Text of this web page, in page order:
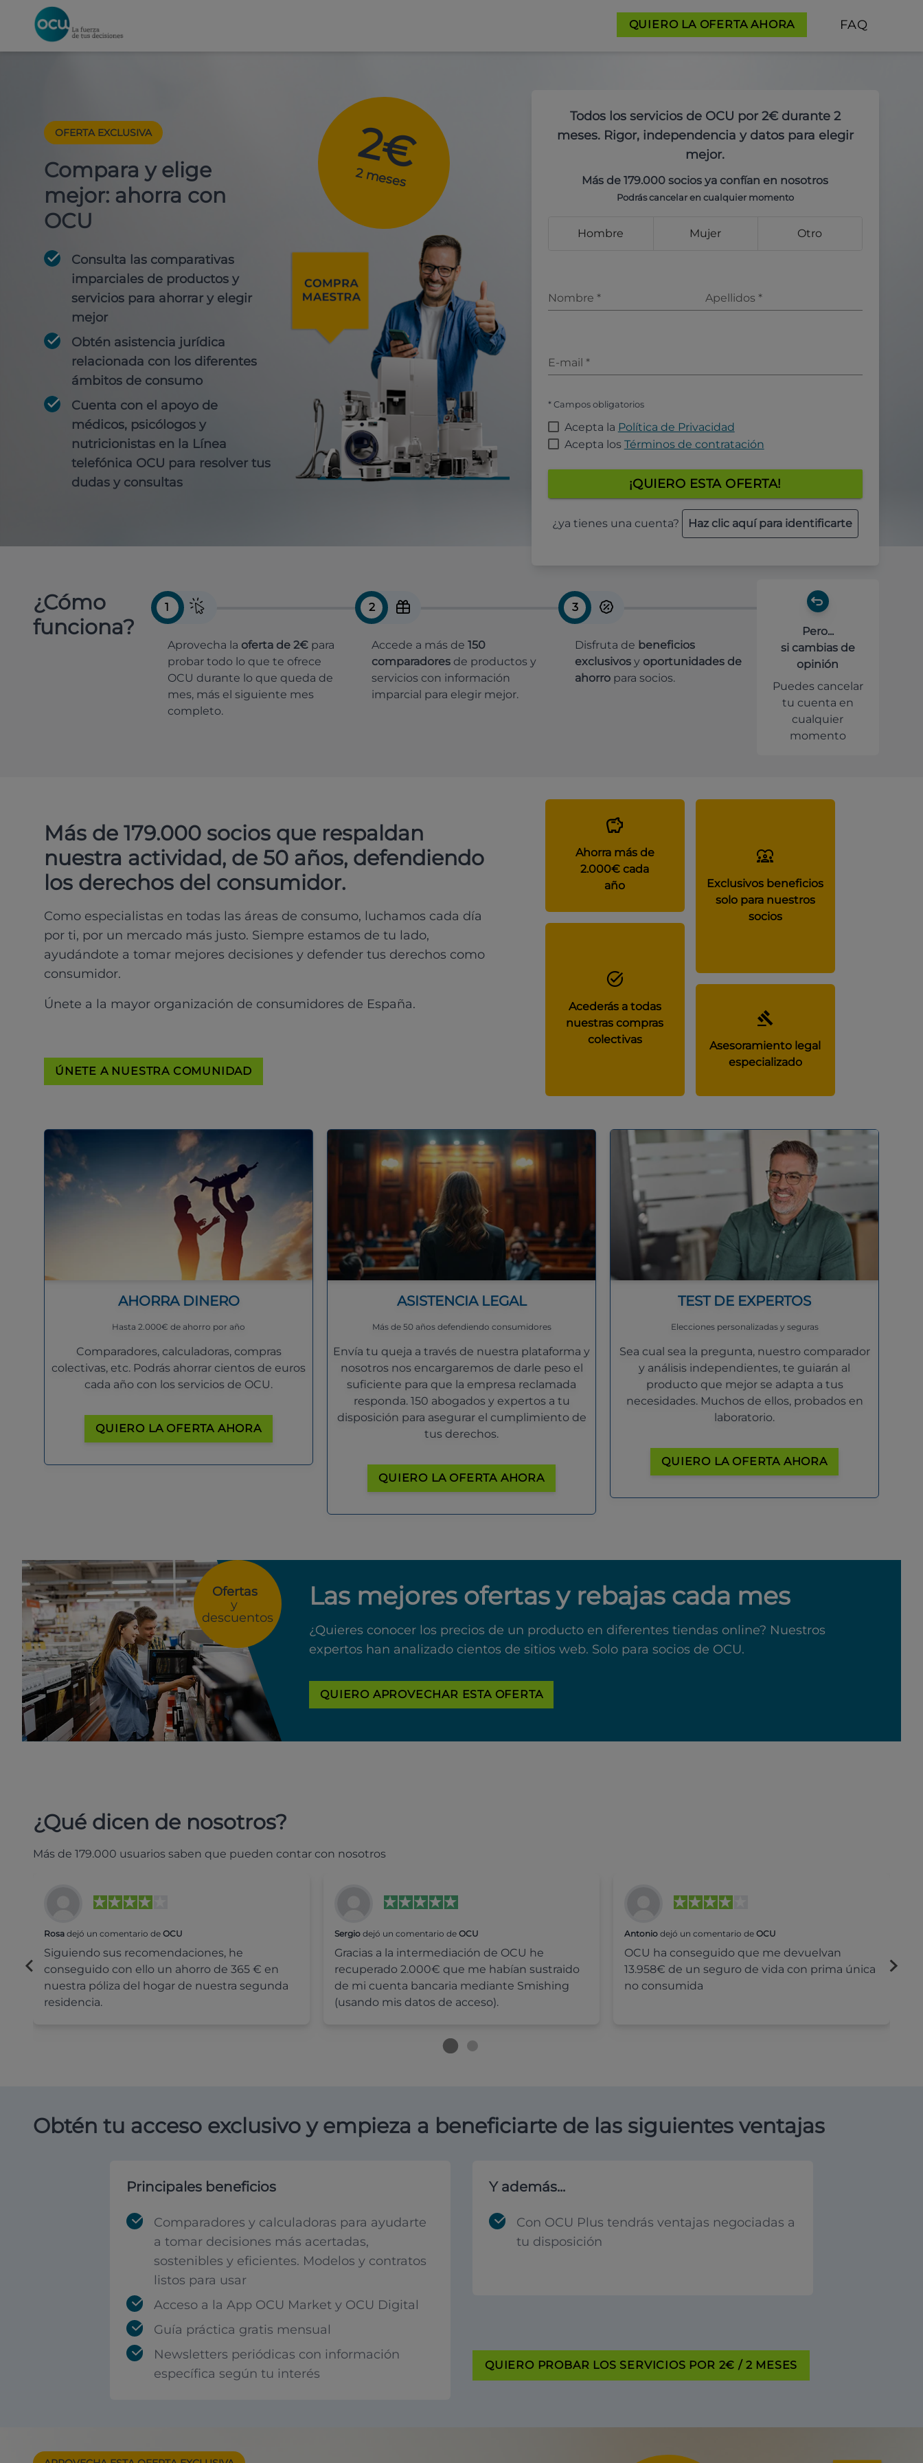
QUIERO LA OFERTA AHORA FAQ
OFERTA EXCLUSIVA
Compara y elige
mejor: ahorra con
OCU
Consulta las comparativas
imparciales de productos y
servicios para ahorrar y elegir
mejor
Obtén asistencia jurídica
relacionada con los diferentes
ámbitos de consumo
Cuenta con el apoyo de
médicos, psicólogos y
nutricionistas en la Línea
telefónica OCU para resolver tus
dudas y consultas
2€
2 meses
Todos los servicios de OCU por 2€ durante 2
meses. Rigor, independencia y datos para elegir
mejor.
Más de 179.000 socios ya confían en nosotros
Podrás cancelar en cualquier momento
Hombre Mujer Otro
Nombre * Apellidos *
E-mail *
* Campos obligatorios
Acepta la Política de Privacidad
Acepta los Términos de contratación
¡QUIERO ESTA OFERTA!
¿ya tienes una cuenta? Haz clic aquí para identificarte
¿Cómo
funciona?
1
Aprovecha la oferta de 2€ para
probar todo lo que te ofrece
OCU durante lo que queda de
mes, más el siguiente mes
completo.
2
Accede a más de 150
comparadoresde productos y
servicios con información
imparcial para elegir mejor.
3
Disfruta de beneficios
exclusivos y oportunidades de
ahorro para socios.
Pero...
si cambias de
opinión
Puedes cancelar
tu cuenta en
cualquier
momento
Más de 179.000 socios que respaldan
nuestra actividad, de 50 años, defendiendo
los derechos del consumidor.
Como especialistas en todas las áreas de consumo, luchamos cada día
por ti, por un mercado más justo. Siempre estamos de tu lado,
ayudándote a tomar mejores decisiones y defender tus derechos como
consumidor.
Únete a la mayor organización de consumidores de España.
ÚNETE A NUESTRA COMUNIDAD
Ahorra más de
2.000€ cada
año
Exclusivos beneficios
solo para nuestros
socios
Acederás a todas
nuestras compras
colectivas
Asesoramiento legal
especializado
AHORRA DINERO
Hasta 2.000€ de ahorro por año
Comparadores, calculadoras, compras
colectivas, etc. Podrás ahorrar cientos de euros
cada año con los servicios de OCU.
QUIERO LA OFERTA AHORA
ASISTENCIA LEGAL
Más de 50 años defendiendo consumidores
Envía tu queja a través de nuestra plataforma y
nosotros nos encargaremos de darle peso el
suficiente para que la empresa reclamada
responda. 150 abogados y expertos a tu
disposición para asegurar el cumplimiento de
tus derechos.
QUIERO LA OFERTA AHORA
TEST DE EXPERTOS
Elecciones personalizadas y seguras
Sea cual sea la pregunta, nuestro comparador
y análisis independientes, te guiarán al
producto que mejor se adapta a tus
necesidades. Muchos de ellos, probados en
laboratorio.
QUIERO LA OFERTA AHORA
Ofertas
y
descuentos
Las mejores ofertas y rebajas cada mes
¿Quieres conocer los precios de un producto en diferentes tiendas online? Nuestros
expertos han analizado cientos de sitios web. Solo para socios de OCU.
QUIERO APROVECHAR ESTA OFERTA
¿Qué dicen de nosotros?
Más de 179.000 usuarios saben que pueden contar con nosotros
Rosa dejó un comentario de OCU
Siguiendo sus recomendaciones, he
conseguido con ello un ahorro de 365 € en
nuestra póliza del hogar de nuestra segunda
residencia.
Sergiodejó un comentario de OCU
Gracias a la intermediación de OCU he
recuperado 2.000€ que me habían sustraido
de mi cuenta bancaria mediante Smishing
(usando mis datos de acceso).
Antonio dejó un comentario deOCU
OCU ha conseguido que me devuelvan
13.958€ de un seguro de vida con prima única
no consumida
Obtén tu acceso exclusivo y empieza a beneficiarte de las siguientes ventajas
Principales beneficios
Comparadores y calculadoras para ayudarte
a tomar decisiones más acertadas,
sostenibles y eficientes. Modelos y contratos
listos para usar
Acceso a la App OCU Market y OCU Digital
Guía práctica gratis mensual
Newsletters periódicas con información
específica según tu interés
Y además...
Con OCU Plus tendrás ventajas negociadas a
tu disposición
QUIERO PROBAR LOS SERVICIOS POR 2€ / 2 MESES